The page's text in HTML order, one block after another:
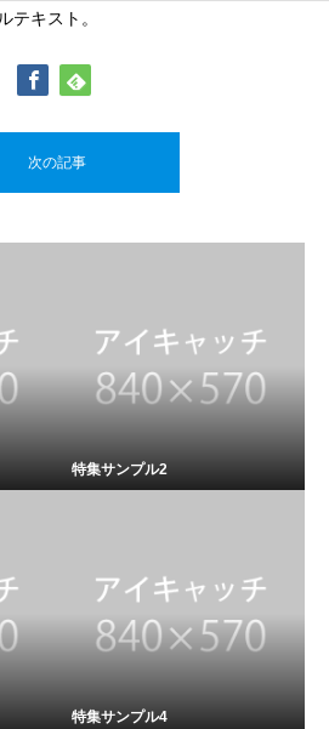
テキスト。
次の記事
特集サンプル2
特集サンプル4